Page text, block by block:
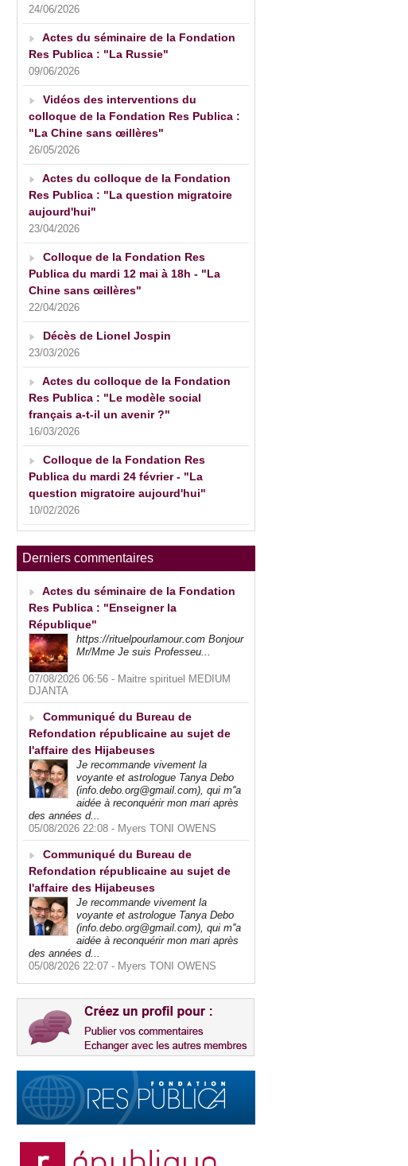
24/06/2026
Actes du séminaire de la Fondation
Res Publica : "La Russie"
09/06/2026
Vidéos des interventions du
colloque de la Fondation Res Publica :
"La Chine sans œillères"
26/05/2026
Actes du colloque de la Fondation
Res Publica : "La question migratoire
aujourd'hui"
23/04/2026
Colloque de la Fondation Res
Publica du mardi 12 mai à 18h - "La
Chine sans œillères"
22/04/2026
Décès de Lionel Jospin
23/03/2026
Actes du colloque de la Fondation
Res Publica : "Le modèle social
français a-t-il un avenir ?"
16/03/2026
Colloque de la Fondation Res
Publica du mardi 24 février - "La
question migratoire aujourd'hui"
10/02/2026
Derniers commentaires
Actes du séminaire de la Fondation
Res Publica : "Enseigner la
République"
https://rituelpourlamour.com Bonjour
Mr/Mme Je suis Professeu...
07/08/2026 06:56 - Maitre spirituel MEDIUM
DJANTA
Communiqué du Bureau de
Refondation républicaine au sujet de
l'affaire des Hijabeuses
Je recommande vivement la
voyante et astrologue Tanya Debo
(info.debo.org@gmail.com), qui m''a
aidée à reconquérir mon mari après
des années d...
05/08/2026 22:08 - Myers TONI OWENS
Communiqué du Bureau de
Refondation républicaine au sujet de
l'affaire des Hijabeuses
Je recommande vivement la
voyante et astrologue Tanya Debo
(info.debo.org@gmail.com), qui m''a
aidée à reconquérir mon mari après
des années d...
05/08/2026 22:07 - Myers TONI OWENS